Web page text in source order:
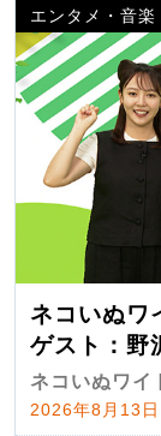
エンタメ・音楽
ネコいぬ
ゲスト：野
ネコいぬワイ
2026年8月13